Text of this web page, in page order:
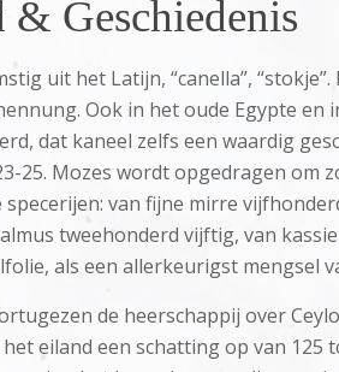
Geschiedenis
uit het Latijn, “canella”,
Ook in het oude Egypte
dat kaneel zelfs een waardig
25. Mozes wordt opgedragen
specerijen: van fijne mirre
tweehonderd vijftig, van
als een allerkeurigst mengsel
de heerschappij over
eiland een schatting op van